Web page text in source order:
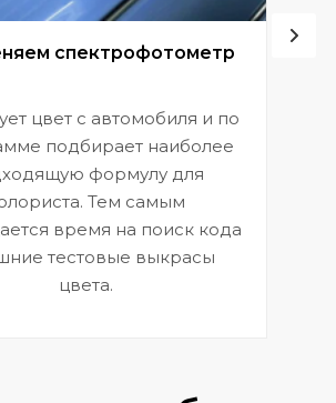
спектрофотометр
цвет с автомобиля и по
подбирает наиболее
формулу для
Тем самым
время на поиск кода
тестовые выкрасы
цвета.